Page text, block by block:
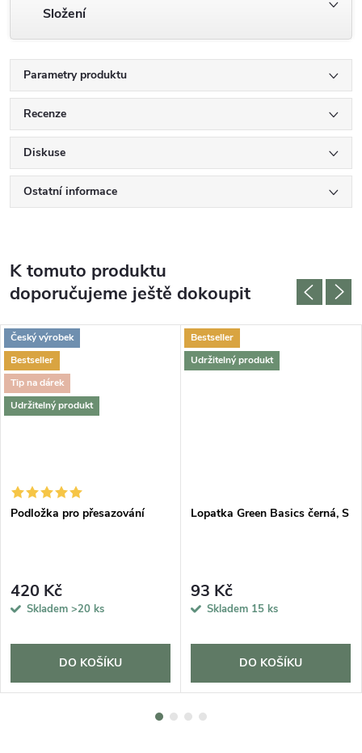
Složení
Parametry produktu
Recenze
Diskuse
Ostatní informace
K tomuto produktu
doporučujeme ještě dokoupit
Český výrobek
Bestseller
Tip na dárek
Udržitelný produkt
Podložka pro přesazování
420 Kč
Skladem >20 ks
DO KOŠÍKU
Bestseller
Udržitelný produkt
Lopatka Green Basics černá, S
93 Kč
Skladem 15 ks
DO KOŠÍKU